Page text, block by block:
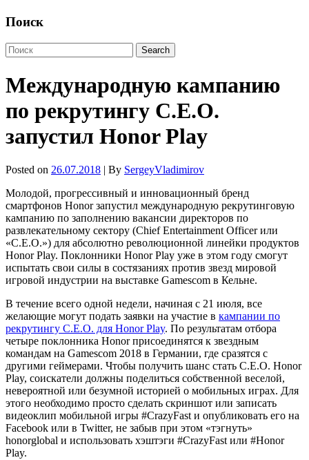
Поиск
Международную кампанию
по рекрутингу С.Е.О.
запустил Honor Play
Posted on 26.07.2018 | By SergeyVladimirov
Молодой, прогрессивный и инновационный бренд
смартфонов Honor запустил международную рекрутинговую
кампанию по заполнению вакансии директоров по
развлекательному сектору (Chief Entertainment Officer или
«C.E.O.») для абсолютно революционной линейки продуктов
Honor Play. Поклонники Honor Play уже в этом году смогут
испытать свои силы в состязаниях против звезд мировой
игровой индустрии на выставке Gamescom в Кельне.
В течение всего одной недели, начиная с 21 июля, все
желающие могут подать заявки на участие в кампании по
рекрутингу С.Е.О. для Honor Play. По результатам отбора
четыре поклонника Honor присоединятся к звездным
командам на Gamescom 2018 в Германии, где сразятся с
другими геймерами. Чтобы получить шанс стать С.Е.О. Honor
Play, соискатели должны поделиться собственной веселой,
невероятной или безумной историей о мобильных играх. Для
этого необходимо просто сделать скриншот или записать
видеоклип мобильной игры #CrazyFast и опубликовать его на
Facebook или в Twitter, не забыв при этом «тэгнуть»
honorglobal и использовать хэштэги #CrazyFast или #Honor
Play.